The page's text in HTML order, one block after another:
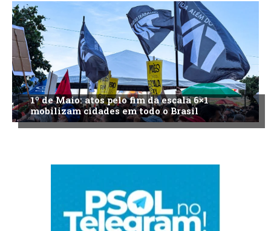
1º de Maio: atos pelo fim da escala 6×1
mobilizam cidades em todo o Brasil